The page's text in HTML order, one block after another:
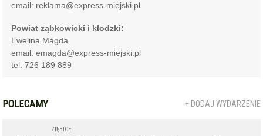
email: reklama@express-miejski.pl
Powiat ząbkowicki i kłodzki:
Ewelina Magda
email: emagda@express-miejski.pl
tel. 726 189 889
POLECAMY + DODAJ WYDARZENIE
ZIĘBICE